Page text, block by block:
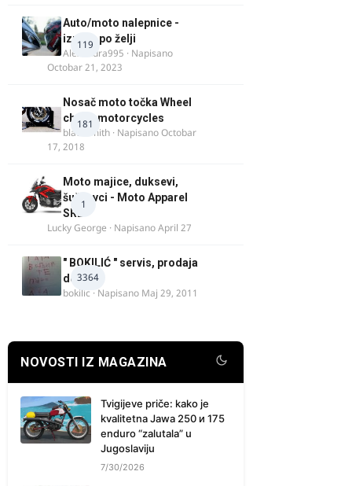
119
Auto/moto nalepnice -
izrada po želji
Alexandra995 · Napisano
Octobar 21, 2023
181
Nosač moto točka Wheel
chock motorcycles
blacksmith · NapisanoOctobar
17, 2018
1
Moto majice, duksevi,
šuškavci - Moto Apparel
SRB
Lucky George · NapisanoApril 27
3364
" BOKILIĆ " servis, prodaja
delova
bokilic · Napisano Maj 29, 2011
NOVOSTI IZ MAGAZINA
Tvigijeve priče: kako je
kvalitetna Jawa 250 и 175
enduro “zalutala” u
Jugoslaviju
7/30/2026